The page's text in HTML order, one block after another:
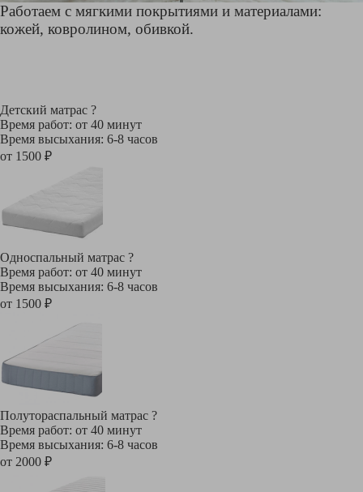
Работаем с мягкими покрытиями и материалами:
кожей, ковролином, обивкой.
Детский матрас ?
Время работ: от 40 минут
Время высыхания: 6-8 часов
от 1500 ₽
Односпальный матрас ?
Время работ: от 40 минут
Время высыхания: 6-8 часов
от 1500 ₽
Полутораспальный матрас ?
Время работ: от 40 минут
Время высыхания: 6-8 часов
от 2000 ₽